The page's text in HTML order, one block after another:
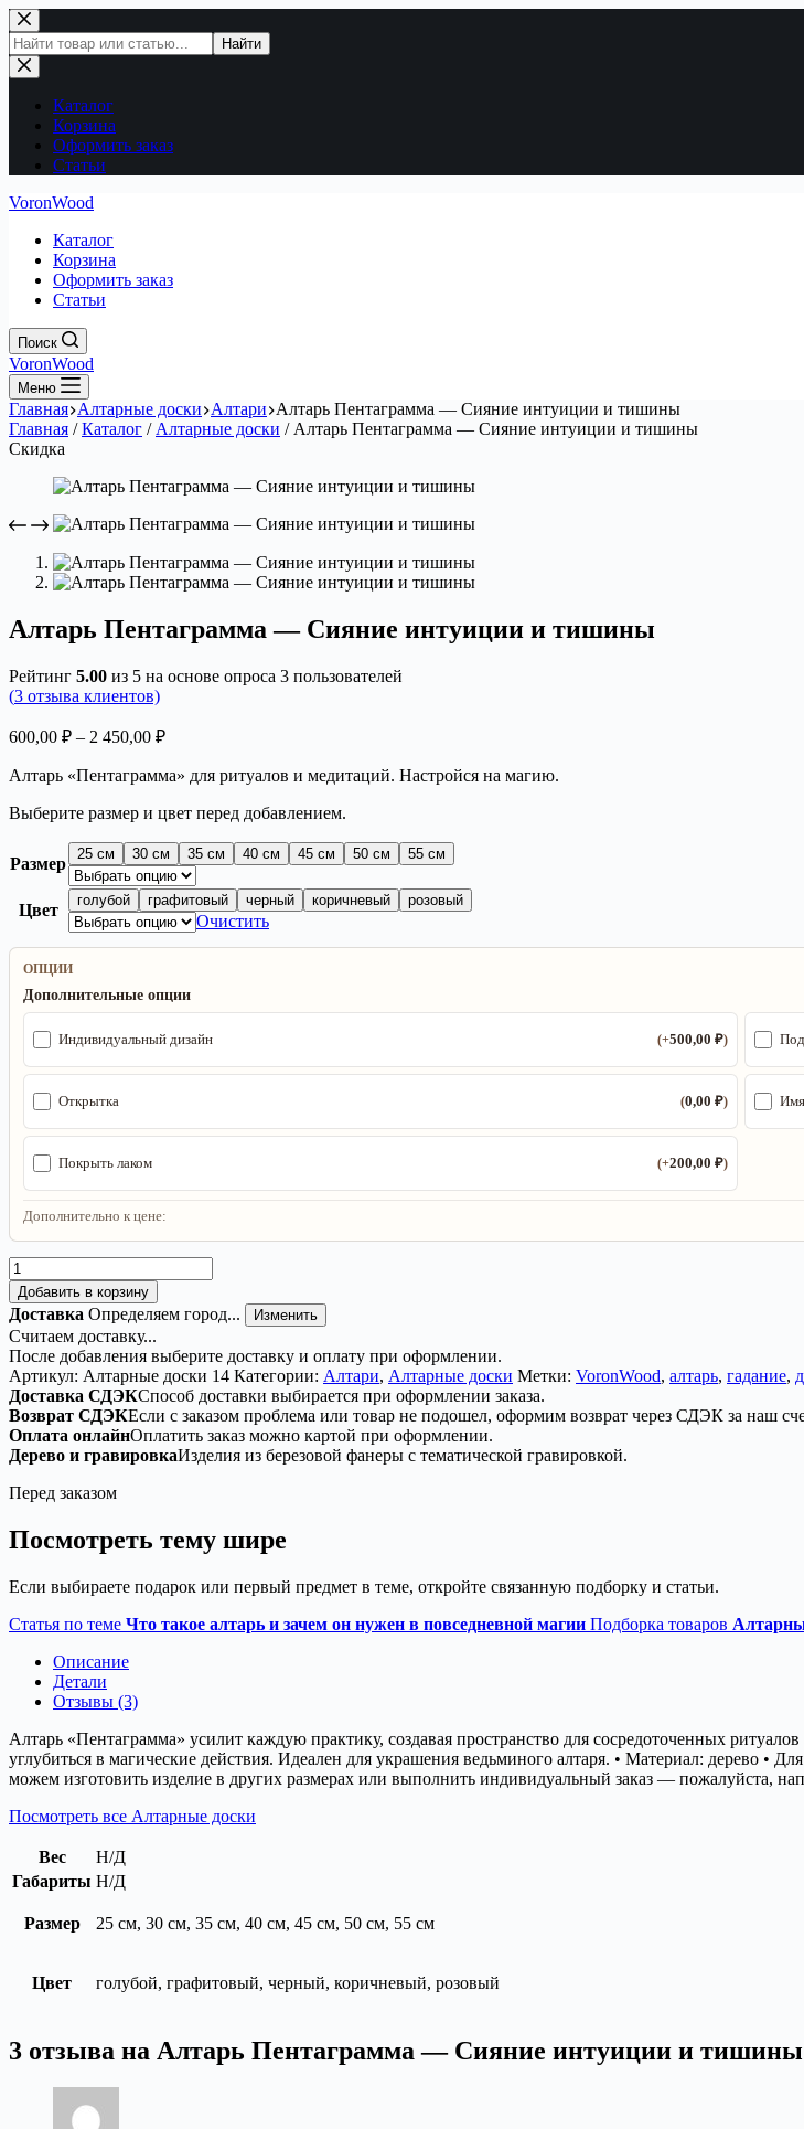
Перейти
к
сути
Поиск
по
сайту
Найти
Каталог
Корзина
Оформить заказ
Статьи
VoronWood
Каталог
Корзина
Оформить заказ
Статьи
Поиск
VoronWood
Меню
Главная Алтарные доски Алтари Алтарь Пентаграмма — Сияние интуиции и тишины
Главная / Каталог / Алтарные доски / Алтарь Пентаграмма — Сияние интуиции и тишины
Скидка
Алтарь Пентаграмма — Сияние интуиции и тишины
Рейтинг 5.00 из 5 на основе опроса 3 пользователей
(3 отзыва клиентов)
600,00 ₽ – 2 450,00 ₽Диапазон
600,00 ₽
2
450,00 ₽
Алтарь «Пентаграмма» для ритуалов и медитаций. Настройся на магию.
Выберите размер и цвет перед добавлением.
Размер
25 см 30 см 35 см 40 см 45 см 50 см 55 см
Цвет
голубой графитовый черный коричневый розовый
Очистить
ОПЦИИ
Дополнительные опции
Индивидуальный дизайн (+500,00 ₽)
Открытка (0,00 ₽)
Покрыть лаком (+200,00 ₽)
Дополнительно к цене:
Количество
товара
Алтарь
Пентаграмма
—
Сияние
интуиции
и
тишины
Добавить в корзину
Доставка Определяем город... Изменить
Считаем доставку...
После добавления выберите доставку и оплату при оформлении.
Артикул: Алтарные доски 14 Категории: Алтари, Алтарные доски Метки: VoronWood, алтарь, гадание,
Доставка СДЭКСпособ доставки выбирается при оформлении заказа.
Возврат СДЭКЕсли с заказом проблема или товар не подошел, оформим возврат через СДЭК за наш
Оплата онлайнОплатить заказ можно картой при оформлении.
Дерево и гравировкаИзделия из березовой фанеры с тематической гравировкой.
Перед заказом
Посмотреть тему шире
Если выбираете подарок или первый предмет в теме, откройте связанную подборку и статьи.
Статья по теме Что такое алтарь и зачем он нужен в повседневной магии Подборка товаров
Описание
Детали
Отзывы (3)
Алтарь «Пентаграмма» усилит каждую практику, создавая пространство для сосредоточенных
углубиться в магические действия. Идеален для украшения ведьминого алтаря. • Материал: дерево •
можем изготовить изделие в других размерах или выполнить индивидуальный заказ — пожалуйста,
Посмотреть все Алтарные доски
Вес
Н/Д
Габариты Н/Д
Размер 25 см, 30 см, 35 см, 40 см, 45 см, 50 см, 55 см
Цвет голубой, графитовый, черный, коричневый, розовый
3 отзыва на Алтарь Пентаграмма — Сияние интуиции и тишины